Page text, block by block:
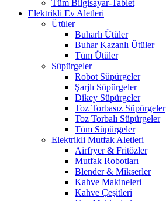
Tüm Bilgisayar-Tablet
Elektrikli Ev Aletleri
Ütüler
Buharlı Ütüler
Buhar Kazanlı Ütüler
Tüm Ütüler
Süpürgeler
Robot Süpürgeler
Şarjlı Süpürgeler
Dikey Süpürgeler
Toz Torbasız Süpürgeler
Toz Torbalı Süpürgeler
Tüm Süpürgeler
Elektrikli Mutfak Aletleri
Airfryer & Fritözler
Mutfak Robotları
Blender & Mikserler
Kahve Makineleri
Kahve Çeşitleri